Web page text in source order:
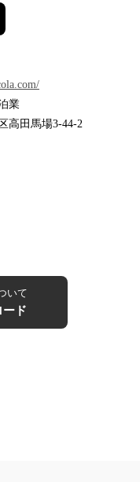
業
高田馬場3-44-2
いて
ード